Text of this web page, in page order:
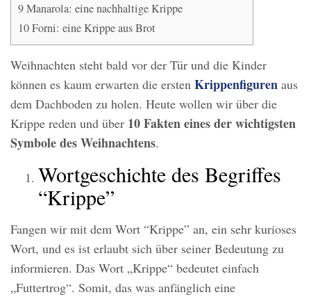
9Manarola: eine nachhaltige Krippe
10Forni: eine Krippe aus Brot
Weihnachten steht bald vor der Tür und die Kinder
können es kaum erwarten die ersten Krippenfiguren aus
dem Dachboden zu holen. Heute wollen wir über die
Krippe reden und über 10 Fakten eines der wichtigsten
Symbole des Weihnachtens.
Wortgeschichte des Begriffes
“Krippe”
Fangen wir mit dem Wort “Krippe” an, ein sehr kurioses
Wort, und es ist erlaubt sich über seiner Bedeutung zu
informieren. Das Wort „Krippe“ bedeutet einfach
„Futtertrog“. Somit, das was anfänglich eine